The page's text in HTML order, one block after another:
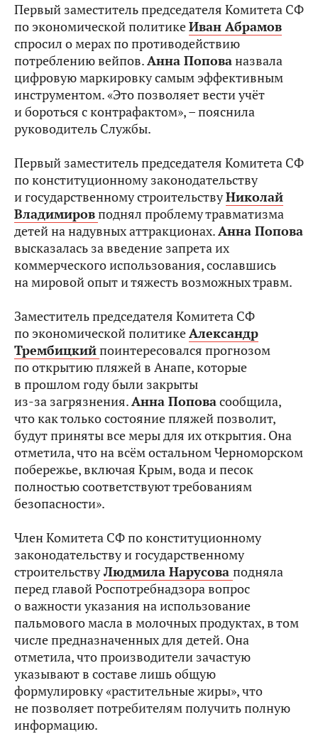
Первый заместитель председателя Комитета СФ
по экономической политикеИван Абрамов
спросил о мерах по противодействию
потреблению вейпов.Анна Попованазвала
цифровую маркировку самым эффективным
инструментом. «Это позволяет вести учёт
и бороться с контрафактом», – пояснила
руководитель Службы.
Первый заместитель председателя Комитета СФ
по конституционному законодательству
и государственному строительствуНиколай
Владимировподнял проблему травматизма
детей на надувных аттракционах.Анна Попова
высказалась за введение запрета их
коммерческого использования, сославшись
на мировой опыт и тяжесть возможных травм.
Заместитель председателя Комитета СФ
по экономической политикеАлександр
Трембицкийпоинтересовался прогнозом
по открытию пляжей в Анапе, которые
в прошлом году были закрыты
из‑за загрязнения.Анна Поповасообщила,
что как только состояние пляжей позволит,
будут приняты все меры для их открытия. Она
отметила, что на всём остальном Черноморском
побережье, включая Крым, вода и песок
полностью соответствуют требованиям
безопасности».
Член Комитета СФ по конституционному
законодательству и государственному
строительству Людмила Нарусова подняла
перед главой Роспотребнадзора вопрос
о важности указания на использование
пальмового масла в молочных продуктах, в том
числе предназначенных для детей. Она
отметила, что производители зачастую
указывают в составе лишь общую
формулировку «растительные жиры», что
не позволяет потребителям получить полную
информацию.